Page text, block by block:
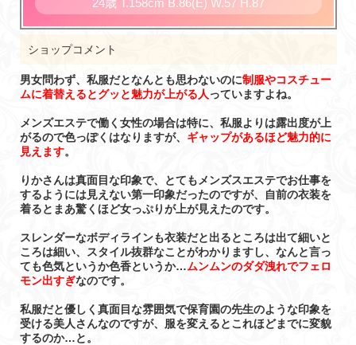
ショップコメント
男女問わず、私服だとなんとも思わないのに制服やコスチュー
ムに着替えるとグッと魅力が上がる人 っていますよね。
メンズエステで働く女性の場合は特に、私服よりは露出度が上
がるので色っぽくはなりますが、 ギャップがあるほど魅力的に
見えます。
りかさんは真面目な印象で、とてもメンズスエステでお仕事を
するようには見えない第一印象だったのですが、自前の衣装を
着るとまあ驚くほど女っぷりが上が見えたのです。
スレンダーなボディラインも衣装だと出るところは出て細いと
ころは細い、スタイル抜群なことがわかりますし、なんと言っ
ても色気というか色香というか…ムンムンのダダ洩れでフェロ
モン出すぎなのです。
私服だと優しく真面目な雰囲気で保育園の先生のような印象を
受ける美人さんなのですが、服を変えるとこれほどまでに変貌
するのか…と。